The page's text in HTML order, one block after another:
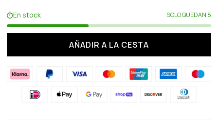
En stock SOLO QUEDAN 8
AÑADIR A LA CESTA